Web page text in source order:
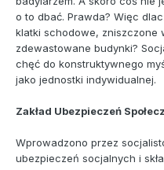
o to dbać. Prawda? Więc
klatki schodowe, zniszczone
zdewastowane budynki?
chęć do konstruktywnego
jako jednostki indywidualnej.
Zakład Ubezpieczeń
Wprowadzono przez
ubezpieczeń socjalnych i